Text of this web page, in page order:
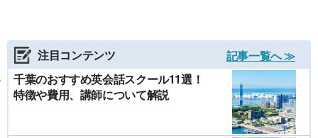
注目コンテンツ
記事一覧へ ≫
千葉のおすすめ英会話スクール11選！
特徴や費用、講師について解説